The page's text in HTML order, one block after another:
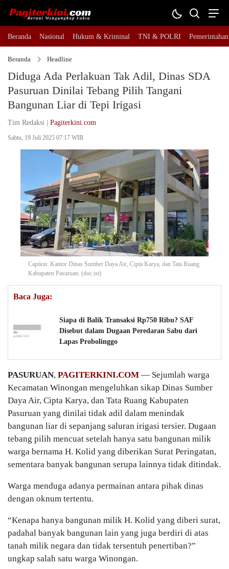
Beranda Nasional Hukum & Kriminal TNI & POLRI Pemerintahan
Beranda Headline
Diduga Ada Perlakuan Tak Adil, Dinas SDA
Pasuruan Dinilai Tebang Pilih Tangani
Bangunan Liar di Tepi Irigasi
Tim Redaksi | Pagiterkini.com
Sabtu, 19 Juli 2025 07:17 WIB
Caption: Kantor Dinas Sumber Daya Air, Cipta Karya, dan Tata Ruang
Kabupaten Pasuruan. (doc.ist)
Baca Juga:
Siapa di Balik Transaksi Rp750 Ribu? SAF
Disebut dalam Dugaan Peredaran Sabu dari
Lapas Probolinggo
PASURUAN, PAGITERKINI.COM — Sejumlah warga
Kecamatan Winongan mengeluhkan sikap Dinas Sumber
Daya Air, Cipta Karya, dan Tata Ruang Kabupaten
Pasuruan yang dinilai tidak adil dalam menindak
bangunan liar di sepanjang saluran irigasi tersier. Dugaan
tebang pilih mencuat setelah hanya satu bangunan milik
warga bernama H. Kolid yang diberikan Surat Peringatan,
sementara banyak bangunan serupa lainnya tidak ditindak.
Warga menduga adanya permainan antara pihak dinas
dengan oknum tertentu.
“Kenapa hanya bangunan milik H. Kolid yang diberi surat,
padahal banyak bangunan lain yang juga berdiri di atas
tanah milik negara dan tidak tersentuh penertiban?”
ungkap salah satu warga Winongan.